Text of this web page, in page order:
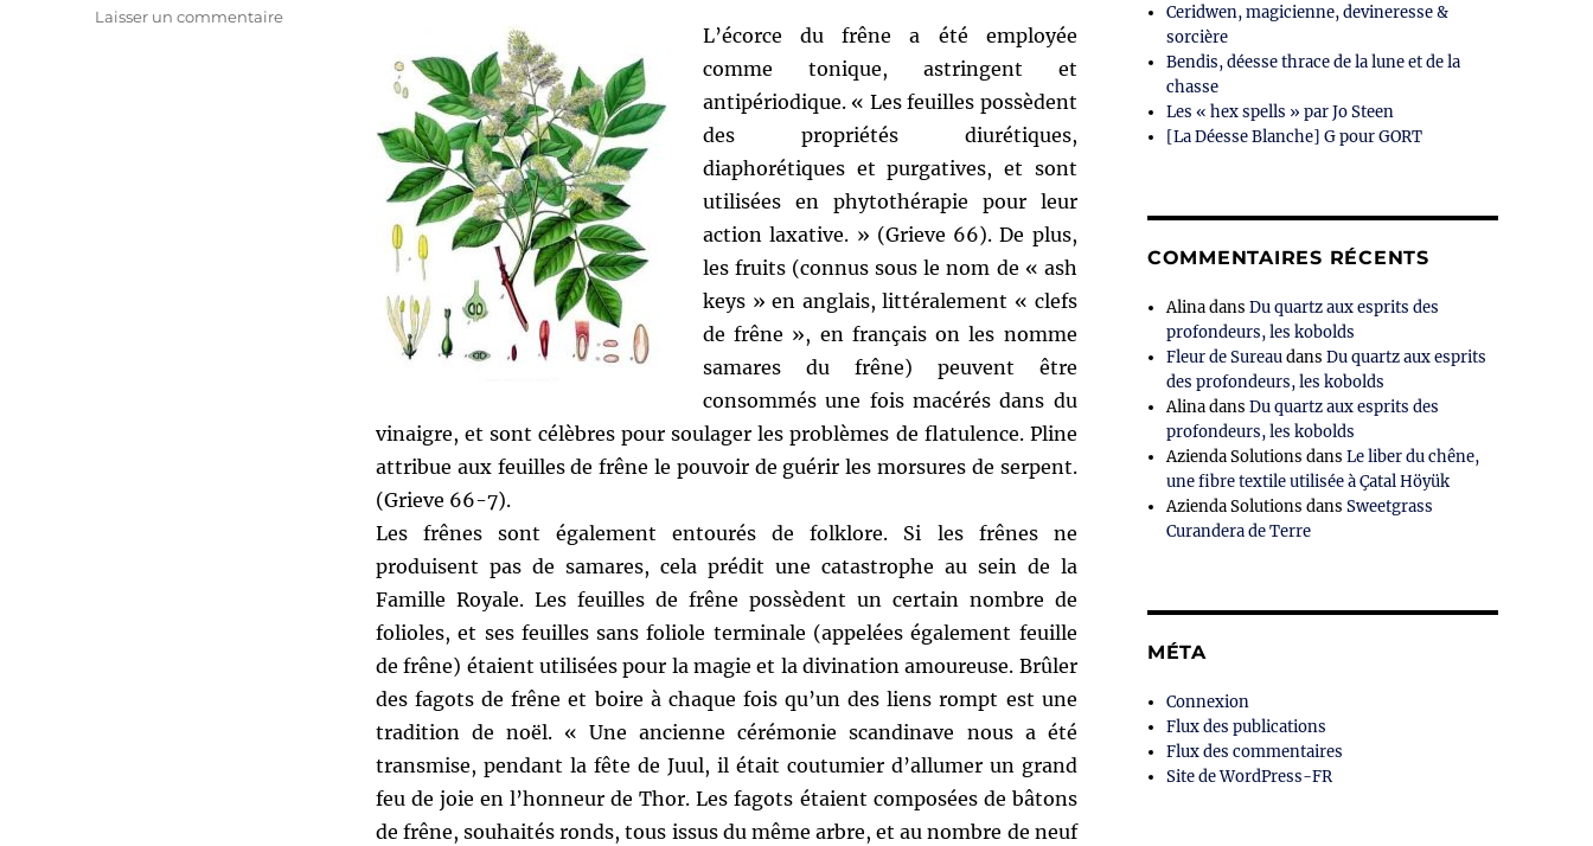
L’écorce du frêne a été employée
comme tonique, astringent et
antipériodique. « Les feuilles possèdent
des propriétés diurétiques,
diaphorétiques et purgatives, et sont
utilisées en phytothérapie pour leur
action laxative. » (Grieve 66). De plus,
les fruits (connus sous le nom de « ash
keys » en anglais, littéralement « clefs
de frêne », en français on les nomme
samares du frêne) peuvent être
consommés une fois macérés dans du
vinaigre, et sont célèbres pour soulager les problèmes de flatulence. Pline
attribue aux feuilles de frêne le pouvoir de guérir les morsures de serpent.
(Grieve 66-7).
Les frênes sont également entourés de folklore. Si les frênes ne
produisent pas de samares, cela prédit une catastrophe au sein de la
Famille Royale. Les feuilles de frêne possèdent un certain nombre de
folioles, et ses feuilles sans foliole terminale (appelées également feuille
de frêne) étaient utilisées pour la magie et la divination amoureuse. Brûler
des fagots de frêne et boire à chaque fois qu’un des liens rompt est une
tradition de noël. « Une ancienne cérémonie scandinave nous a été
transmise, pendant la fête de Juul, il était coutumier d’allumer un grand
feu de joie en l’honneur de Thor. Les fagots étaient composées de bâtons
de frêne, souhaités ronds, tous issus du même arbre, et au nombre de neuf
Laisser un commentairesur
Comprendre
Ceridwen, magicienne, devineresse &
sorcière
Bendis, déesse thrace de la lune et de la
chasse
Les « hex spells » par Jo Steen
[La Déesse Blanche] G pour GORT
COMMENTAIRES RÉCENTS
AlinadansDu quartz aux esprits des
profondeurs, les kobolds
Fleur de SureaudansDu quartz aux esprits
des profondeurs, les kobolds
AlinadansDu quartz aux esprits des
profondeurs, les kobolds
Azienda Solutions dansLe liber du chêne,
une fibre textile utilisée à Çatal Höyük
Azienda Solutions dansSweetgrass
Curandera de Terre
MÉTA
Connexion
Flux des publications
Flux des commentaires
Site de WordPress-FR